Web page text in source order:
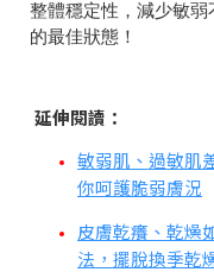
整體穩定性，減少敏
的最佳狀態！
延伸閱讀：
敏弱肌、過敏肌
你呵護脆弱膚況
皮膚乾癢、乾燥
法，擺脫換季乾